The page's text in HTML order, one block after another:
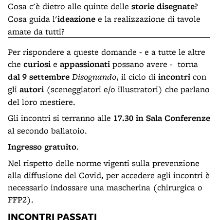
Cosa c'è dietro alle quinte delle storie disegnate?
Cosa guida l'ideazione e la realizzazione di tavole
amate da tutti?
Per rispondere a queste domande - e a tutte le altre
che curiosi e appassionati possano avere - torna
dal 9 settembre Disognando, il ciclo di incontri con
gli autori (sceneggiatori e/o illustratori) che parlano
del loro mestiere.
Gli incontri si terranno alle 17.30 in Sala Conferenze
al secondo ballatoio.
Ingresso gratuito.
Nel rispetto delle norme vigenti sulla prevenzione
alla diffusione del Covid, per accedere agli incontri è
necessario indossare una mascherina (chirurgica o
FFP2).
INCONTRI PASSATI